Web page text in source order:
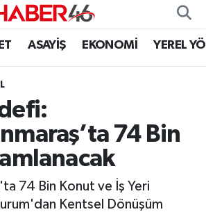
ASAYİŞ EKONOMİ YEREL
74 Bin
74 Bin Konut ve İş Yeri
Kentsel Dönüşüm
Namaz Vakitleri
Durumu ve Fikstür